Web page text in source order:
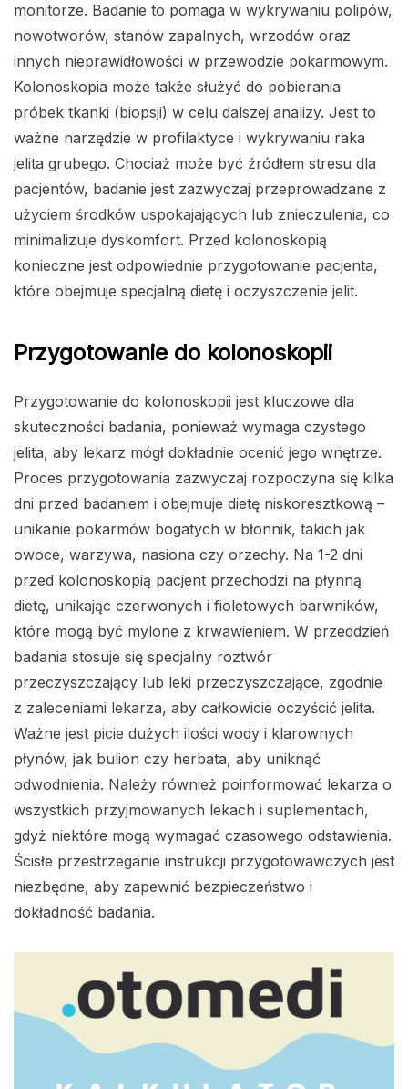
monitorze. Badanie to pomaga w wykrywaniu polipów,
nowotworów, stanów zapalnych, wrzodów oraz
innych nieprawidłowości w przewodzie pokarmowym.
Kolonoskopia może także służyć do pobierania
próbek tkanki (biopsji) w celu dalszej analizy. Jest to
ważne narzędzie w profilaktyce i wykrywaniu raka
jelita grubego. Chociaż może być źródłem stresu dla
pacjentów, badanie jest zazwyczaj przeprowadzane z
użyciem środków uspokajających lub znieczulenia, co
minimalizuje dyskomfort. Przed kolonoskopią
konieczne jest odpowiednie przygotowanie pacjenta,
które obejmuje specjalną dietę i oczyszczenie jelit.
Przygotowanie do kolonoskopii
Przygotowanie do kolonoskopii jest kluczowe dla
skuteczności badania, ponieważ wymaga czystego
jelita, aby lekarz mógł dokładnie ocenić jego wnętrze.
Proces przygotowania zazwyczaj rozpoczyna się kilka
dni przed badaniem i obejmuje dietę niskoresztkową –
unikanie pokarmów bogatych w błonnik, takich jak
owoce, warzywa, nasiona czy orzechy. Na 1-2 dni
przed kolonoskopią pacjent przechodzi na płynną
dietę, unikając czerwonych i fioletowych barwników,
które mogą być mylone z krwawieniem. W przeddzień
badania stosuje się specjalny roztwór
przeczyszczający lub leki przeczyszczające, zgodnie
z zaleceniami lekarza, aby całkowicie oczyścić jelita.
Ważne jest picie dużych ilości wody i klarownych
płynów, jak bulion czy herbata, aby uniknąć
odwodnienia. Należy również poinformować lekarza o
wszystkich przyjmowanych lekach i suplementach,
gdyż niektóre mogą wymagać czasowego odstawienia.
Ścisłe przestrzeganie instrukcji przygotowawczych jest
niezbędne, aby zapewnić bezpieczeństwo i
dokładność badania.